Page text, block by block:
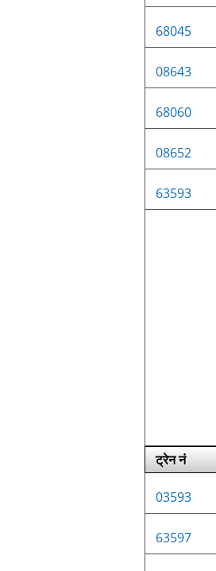
68045
08643
68060
08652
63593
ट्रेन नं
03593
63597